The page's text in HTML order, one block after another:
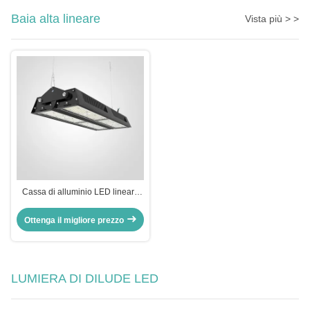
Baia alta lineare Vista più > >
Cassa di alluminio LED lineare
High Bay luci a LED
Ottenga il migliore prezzo
LUMIERA DI DILUDE LED